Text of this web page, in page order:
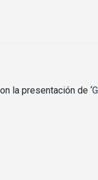
la presentación de ‘